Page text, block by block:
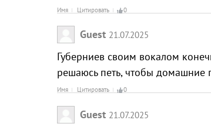
Имя Цитировать 0
Guest 21.07.2025
Губерниев своим вокалом
решаюсь петь, чтобы домашние
Имя Цитировать 0
Guest 21.07.2025